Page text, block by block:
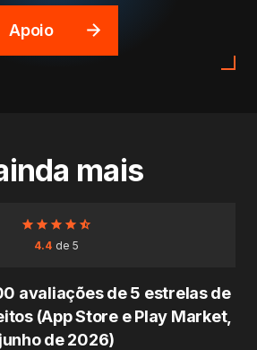
Apoio
mais
4.4 de 5
avaliações de 5 estrelas de
(App Store e Play Market,
junho de 2026)